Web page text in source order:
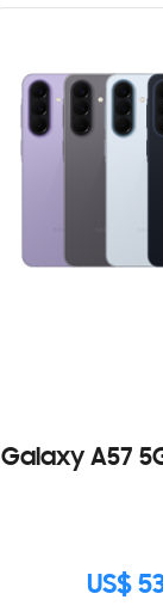
Galaxy A57
US$